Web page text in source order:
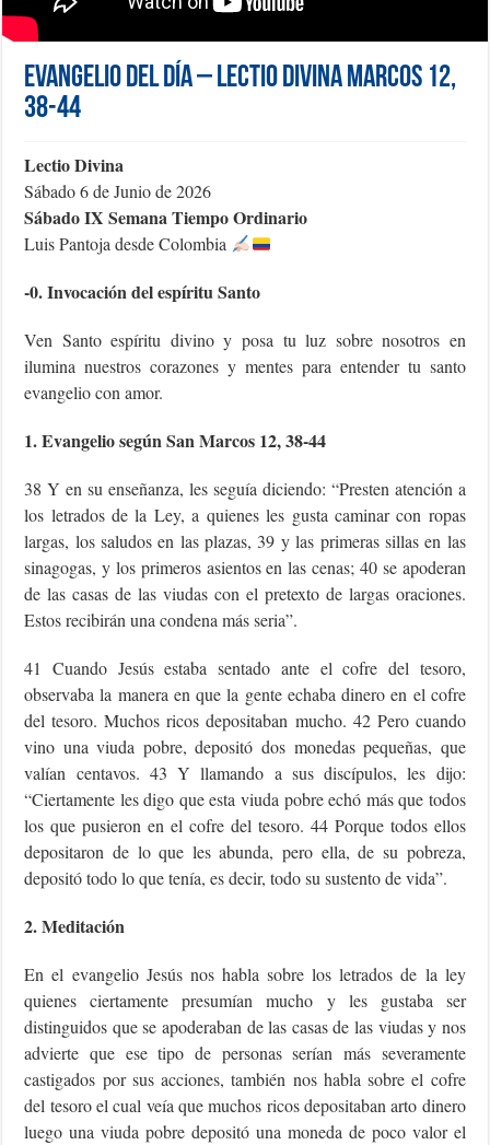
Evangelio del día – Lectio Divina Marcos 12,
38-44
Lectio Divina
Sábado 6 de Junio de 2026
Sábado IX Semana Tiempo Ordinario
Luis Pantoja desde Colombia
-0. Invocación del espíritu Santo
Ven Santo espíritu divino y posa tu luz sobre nosotros en
ilumina nuestros corazones y mentes para entender tu santo
evangelio con amor.
1. Evangelio según San Marcos 12, 38-44
38 Y en su enseñanza, les seguía diciendo: “Presten atención a
los letrados de la Ley, a quienes les gusta caminar con ropas
largas, los saludos en las plazas, 39 y las primeras sillas en las
sinagogas, y los primeros asientos en las cenas; 40 se apoderan
de las casas de las viudas con el pretexto de largas oraciones.
Estos recibirán una condena más seria”.
41 Cuando Jesús estaba sentado ante el cofre del tesoro,
observaba la manera en que la gente echaba dinero en el cofre
del tesoro. Muchos ricos depositaban mucho. 42 Pero cuando
vino una viuda pobre, depositó dos monedas pequeñas, que
valían centavos. 43 Y llamando a sus discípulos, les dijo:
“Ciertamente les digo que esta viuda pobre echó más que todos
los que pusieron en el cofre del tesoro. 44 Porque todos ellos
depositaron de lo que les abunda, pero ella, de su pobreza,
depositó todo lo que tenía, es decir, todo su sustento de vida”.
2. Meditación
En el evangelio Jesús nos habla sobre los letrados de la ley
quienes ciertamente presumían mucho y les gustaba ser
distinguidos que se apoderaban de las casas de las viudas y nos
advierte que ese tipo de personas serían más severamente
castigados por sus acciones, también nos habla sobre el cofre
del tesoro el cual veía que muchos ricos depositaban arto dinero
luego una viuda pobre depositó una moneda de poco valor el